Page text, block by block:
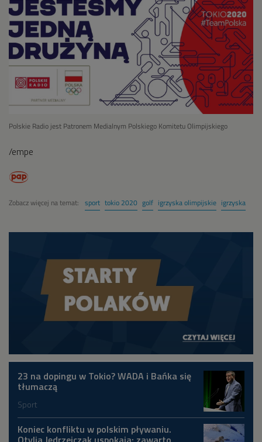
Polskie Radio jest Patronem Medialnym Polskiego Komitetu Olimpijskiego
/empe
Zobacz więcej na temat: sport tokio 2020 golf igrzyska olimpijskie igrzyska
23 na dopingu w Tokio? WADA i Bańka się
tłumaczą
Sport
Koniec konfliktu w polskim pływaniu.